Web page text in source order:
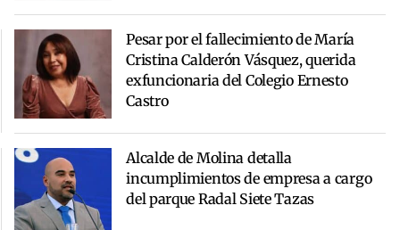
Pesar por el fallecimiento de María
Cristina Calderón Vásquez, querida
exfuncionaria del Colegio Ernesto
Castro
Alcalde de Molina detalla
incumplimientos de empresa a cargo
del parque Radal Siete Tazas